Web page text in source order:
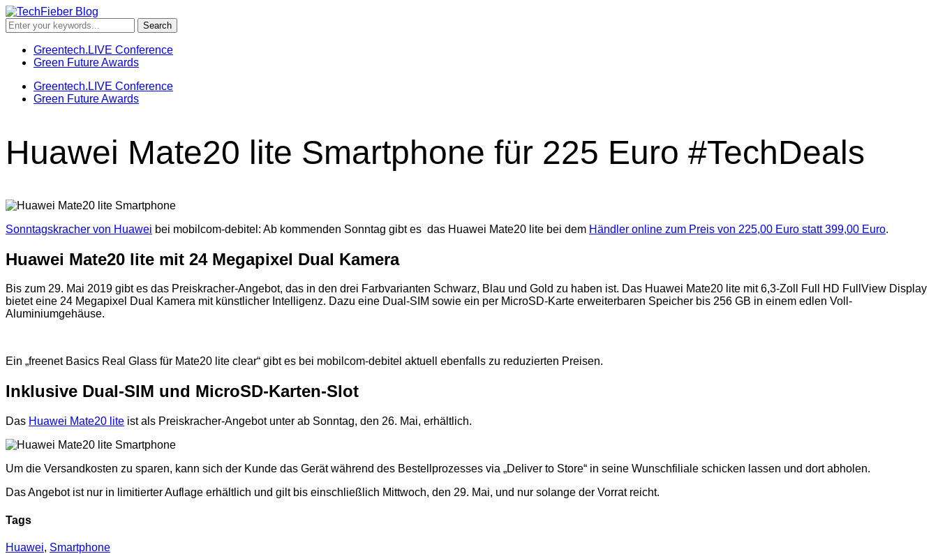
Greentech.LIVE Conference
Green Future Awards
Greentech.LIVE Conference
Green Future Awards
Huawei Mate20 lite Smartphone für 225 Euro #TechDeals
Sonntagskracher von Huawei bei mobilcom-debitel: Ab kommenden Sonntag gibt es das Huawei Mate20 lite bei dem Händler online zum Preis von 225,00 Euro statt 399,00 Euro.
Huawei Mate20 lite mit 24 Megapixel Dual Kamera
Bis zum 29. Mai 2019 gibt es das Preiskracher-Angebot, das in den drei Farbvarianten Schwarz, Blau und Gold zu haben ist. Das Huawei Mate20 lite mit 6,3-Zoll Full HD FullView Display
bietet eine 24 Megapixel Dual Kamera mit künstlicher Intelligenz. Dazu eine Dual-SIM sowie ein per MicroSD-Karte erweiterbaren Speicher bis 256 GB in einem edlen Voll-
Aluminiumgehäuse.
Ein „freenet Basics Real Glass für Mate20 lite clear“ gibt es bei mobilcom-debitel aktuell ebenfalls zu reduzierten Preisen.
Inklusive Dual-SIM und MicroSD-Karten-Slot
Das Huawei Mate20 lite ist als Preiskracher-Angebot unter ab Sonntag, den 26. Mai, erhältlich.
Um die Versandkosten zu sparen, kann sich der Kunde das Gerät während des Bestellprozesses via „Deliver to Store“ in seine Wunschfiliale schicken lassen und dort abholen.
Das Angebot ist nur in limitierter Auflage erhältlich und gilt bis einschließlich Mittwoch, den 29. Mai, und nur solange der Vorrat reicht.
Tags
Huawei, Smartphone